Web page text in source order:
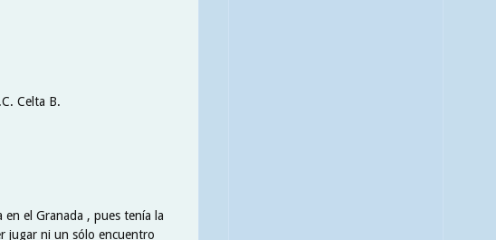
Celta B.
el Granada , pues tenía la
jugar ni un sólo encuentro